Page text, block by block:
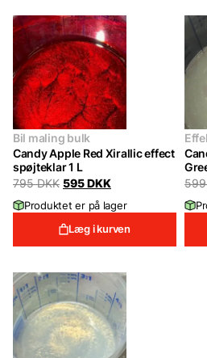
Bil maling bulk
Candy Apple Red Xirallic effect
spøjteklar 1 L
795DKK Original
was:
595DKKCurrent
is:
Produktet er på lager
Læg i kurven